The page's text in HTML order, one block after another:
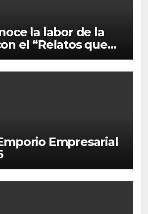
la labor de la
el “Relatos que
Bolivia”
Empresarial